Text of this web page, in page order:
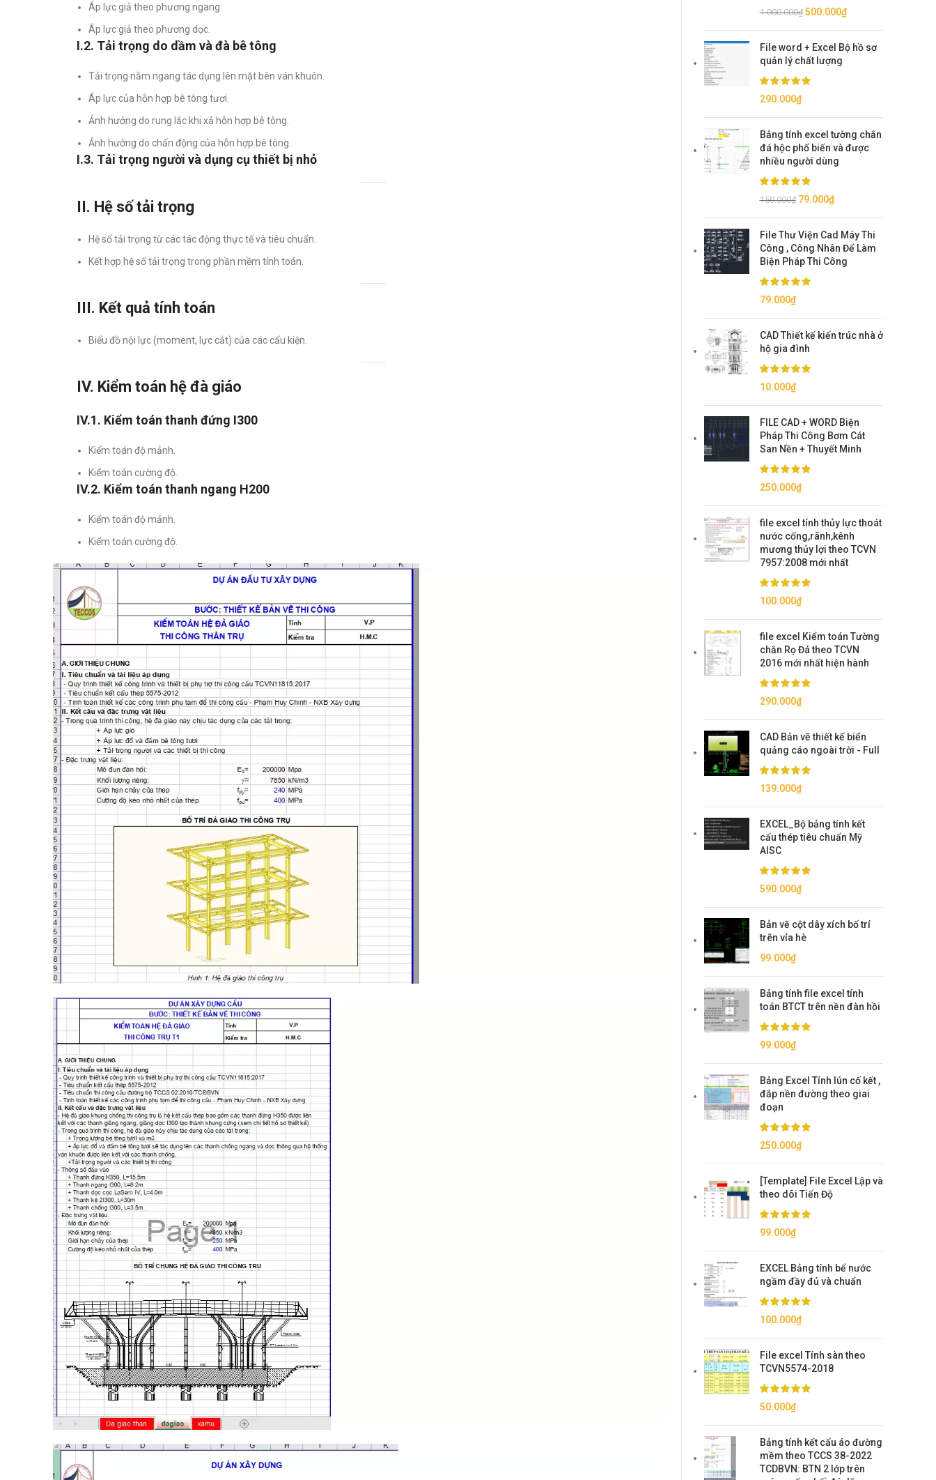
Áp lực giả theo phương ngang.
Áp lực giả theo phương dọc.
I.2. Tải trọng do dầm và đà bê tông
Tải trọng nằm ngang tác dụng lên mặt bên ván khuôn.
Áp lực của hỗn hợp bê tông tươi.
Ảnh hưởng do rung lắc khi xả hỗn hợp bê tông.
Ảnh hưởng do chấn động của hỗn hợp bê tông.
I.3. Tải trọng người và dụng cụ thiết bị nhỏ
II. Hệ số tải trọng
Hệ số tải trọng từ các tác động thực tế và tiêu chuẩn.
Kết hợp hệ số tải trọng trong phần mềm tính toán.
III. Kết quả tính toán
Biểu đồ nội lực (moment, lực cắt) của các cấu kiện.
IV. Kiểm toán hệ đà giáo
IV.1. Kiểm toán thanh đứng I300
Kiểm toán độ mảnh.
Kiểm toán cường độ.
IV.2. Kiểm toán thanh ngang H200
Kiểm toán độ mảnh.
Kiểm toán cường độ.
1.000.000₫ Giá
là:
1.000.000₫.
500.000₫Giá
tại
File word + Excel Bộ hồ sơ
quản lý chất lượng
290.000₫
Bảng tính excel tường chắn
đá hộc phổ biến và được
nhiều người dùng
150.000₫ Giá
là:
150.000₫.
79.000₫Giá
tại
là:
79.000₫.
File Thư Viện Cad Máy Thi
Công , Công Nhân Để Làm
Biện Pháp Thi Công
79.000₫
CAD Thiết kế kiến trúc nhà ở
hộ gia đình
10.000₫
FILE CAD + WORD Biện
Pháp Thi Công Bơm Cát
San Nền + Thuyết Minh
250.000₫
file excel tính thủy lực thoát
nước cống,rãnh,kênh
mương thủy lợi theo TCVN
7957:2008 mới nhất
100.000₫
file excel Kiểm toán Tường
chắn Rọ Đá theo TCVN
2016 mới nhất hiện hành
290.000₫
CAD Bản vẽ thiết kế biển
quảng cáo ngoài trời - Full
139.000₫
EXCEL_Bộ bảng tính kết
cấu thép tiêu chuẩn Mỹ
AISC
590.000₫
Bản vẽ cột dây xích bố trí
trên vỉa hè
99.000₫
Bảng tính file excel tính
toán BTCT trên nền đàn hồi
99.000₫
Bảng Excel Tính lún cố kết ,
đắp nền đường theo giai
đoạn
250.000₫
[Template] File Excel Lập và
theo dõi Tiến Độ
99.000₫
EXCEL Bảng tính bể nước
ngầm đầy đủ và chuẩn
100.000₫
File excel Tính sàn theo
TCVN5574-2018
50.000₫
Bảng tính kết cấu áo đường
mềm theo TCCS 38-2022
TCDBVN: BTN 2 lớp trên